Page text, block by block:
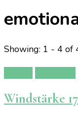
Showing: 1 - 4 of
Windstärke